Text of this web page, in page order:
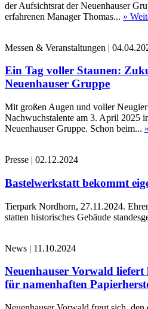
der Aufsichtsrat der Neuenhauser
erfahrenen Manager Thomas... »
Messen & Veranstaltungen |
Ein Tag voller Staunen:
Neuenhauser Gruppe
Mit großen Augen und voller Neugier
Nachwuchstalente am 3. April 2025
Neuenhauser Gruppe. Schon beim...
Presse | 02.12.2024
Bastelwerkstatt bekommt
Tierpark Nordhorn, 27.11.2024.
statten historisches Gebäude
News | 11.10.2024
Neuenhauser Vorwald liefert
für namenhaften